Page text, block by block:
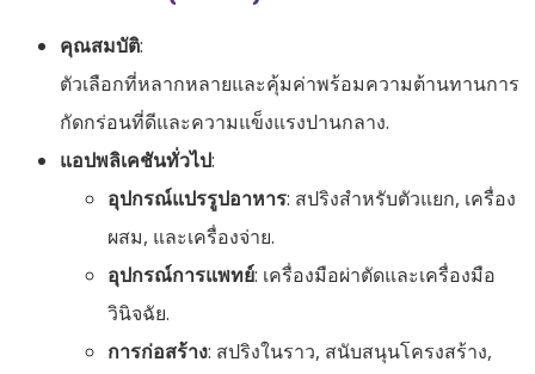
คุณสมบัติ:
ตัวเลือกที่หลากหลายและคุ้มค่าพร้อมความต้านทานการ
กัดกร่อนที่ดีและความแข็งแรงปานกลาง.
แอปพลิเคชันทั่วไป:
อุปกรณ์แปรรูปอาหาร: สปริงสำหรับตัวแยก, เครื่อง
ผสม, และเครื่องจ่าย.
อุปกรณ์การแพทย์: เครื่องมือผ่าตัดและเครื่องมือ
วินิจฉัย.
การก่อสร้าง: สปริงในราว, สนับสนุนโครงสร้าง,